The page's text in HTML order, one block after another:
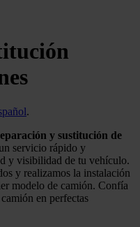
.
y sustitución de
servicio rápido y
y visibilidad de tu vehículo.
y realizamos la instalación
modelo de camión. Confía
en perfectas